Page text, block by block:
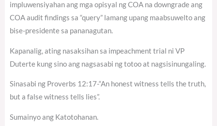
impluwensiyahan ang mga opisyal ng COA na downgrade ang
COA audit findings sa “query” lamang upang maabsuwelto ang
bise-presidente sa pananagutan.
Kapanalig, ating nasaksihan sa impeachment trial ni VP
Duterte kung sino ang nagsasabi ng totoo at nagsisinungaling.
Sinasabi ng Proverbs 12:17-“An honest witness tells the truth,
but a false witness tells lies”.
Sumainyo ang Katotohanan.